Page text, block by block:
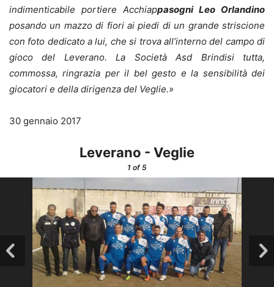
indimenticabile portiere Acchiappasogni Leo Orlandino
posando un mazzo di fiori ai piedi di un grande striscione
con foto dedicato a lui, che si trova all’interno del campo di
gioco del Leverano. La Società Asd Brindisi tutta,
commossa, ringrazia per il bel gesto e la sensibilità dei
giocatori e della dirigenza del Veglie.»
30 gennaio 2017
Leverano - Veglie
1 of 5